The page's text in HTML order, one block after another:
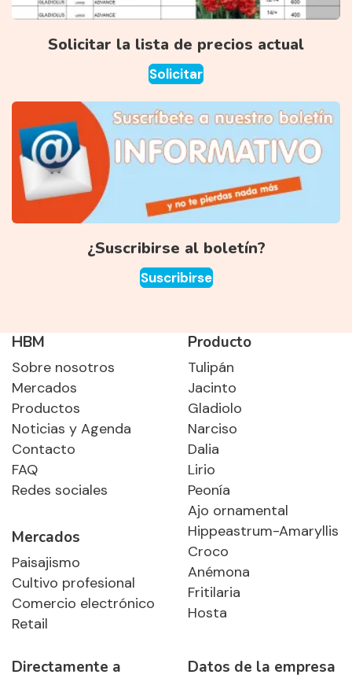
Solicitar la lista de precios actual
Solicitar
¿Suscribirse al boletín?
Suscribirse
HBM
Sobre nosotros
Mercados
Productos
Noticias y Agenda
Contacto
FAQ
Redes sociales
Mercados
Paisajismo
Cultivo profesional
Comercio electrónico
Retail
Producto
Tulipán
Jacinto
Gladiolo
Narciso
Dalia
Lirio
Peonía
Ajo ornamental
Hippeastrum-Amaryllis
Croco
Anémona
Fritilaria
Hosta
Directamente a Datos de la empresa